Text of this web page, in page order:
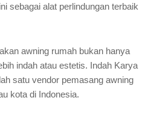
sebagai alat perlindungan terbaik
awning rumah bukan hanya
indah atau estetis. Indah Karya
satu vendor pemasang awning
kota di Indonesia.